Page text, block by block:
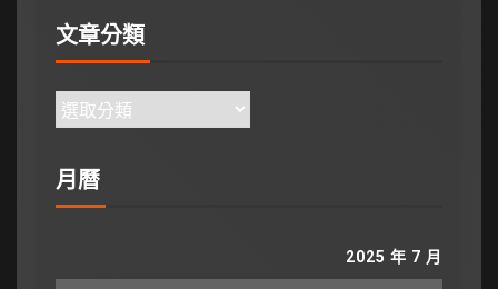
文章分類
月曆
2025 年 7 月